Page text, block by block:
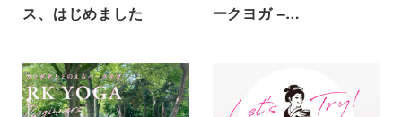
ス、はじめました
ークヨガ –…